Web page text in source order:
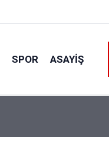
SPOR ASAYIŞ